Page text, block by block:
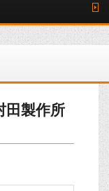
田製作所